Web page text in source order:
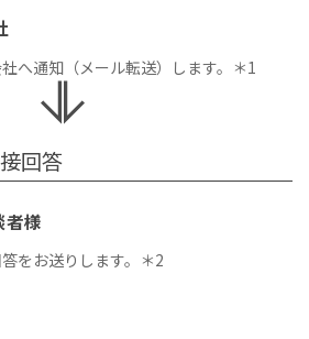
へ通知（メール転送）します。＊1
回答
様
をお送りします。＊2